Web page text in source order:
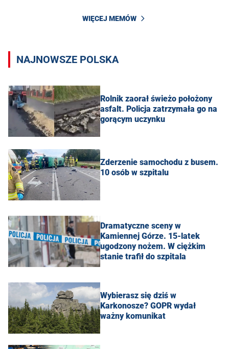
WIĘCEJ MEMÓW
NAJNOWSZE POLSKA
Rolnik zaorał świeżo położony
asfalt. Policja zatrzymała go na
gorącym uczynku
Zderzenie samochodu z busem.
10 osób w szpitalu
Dramatyczne sceny w
Kamiennej Górze. 15-latek
ugodzony nożem. W ciężkim
stanie trafił do szpitala
Wybierasz się dziś w
Karkonosze? GOPR wydał
ważny komunikat